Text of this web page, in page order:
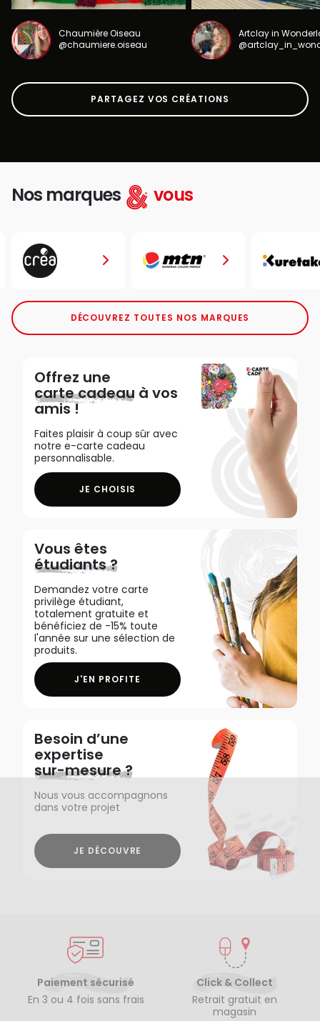
Chaumière Oiseau
@chaumiere.oiseau
Artclay in
PARTAGEZ VOS CRÉATIONS
Nos marques vous
DÉCOUVREZ TOUTES NOS MARQUES
Offrez une
carte cadeau à vos
amis !
Faites plaisir à coup sûr avec
notre e-carte cadeau
personnalisable.
JE CHOISIS
Vous êtes
étudiants ?
Demandez votre carte
privilège étudiant,
totalement gratuite et
bénéficiez de -15% toute
l'année sur une sélection de
produits.
J'EN PROFITE
Besoin d’une
expertise
sur-mesure ?
Nous vous accompagnons
dans votre projet
JE DÉCOUVRE
Paiement sécurisé
En 3 ou 4 fois sans frais
Click & Collect
Retrait gratuit en
magasin